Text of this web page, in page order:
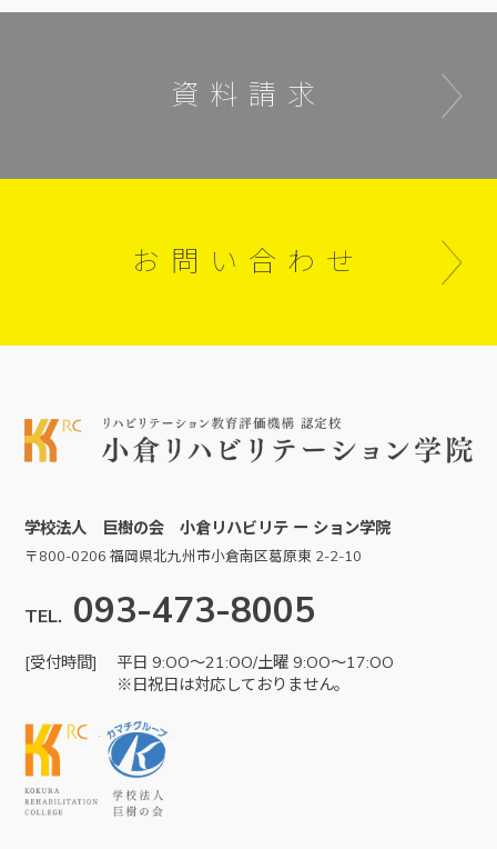
資料請求
お問い合わせ
学校法人 巨樹の会 小倉リハビリテ ー ション学院
〒800-0206 福岡県北九州市小倉南区葛原東 2-2-10
TEL. 093-473-8005
[受付時間]
平日 9:OO～21:OO/土曜 9:OO～17:OO
※日祝日は対応しておりません。
KRC